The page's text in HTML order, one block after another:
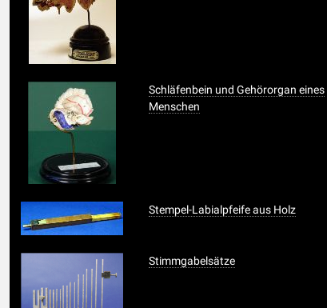
Schläfenbein und Gehörorgan eines
Menschen
Stempel-Labialpfeife aus Holz
Stimmgabelsätze